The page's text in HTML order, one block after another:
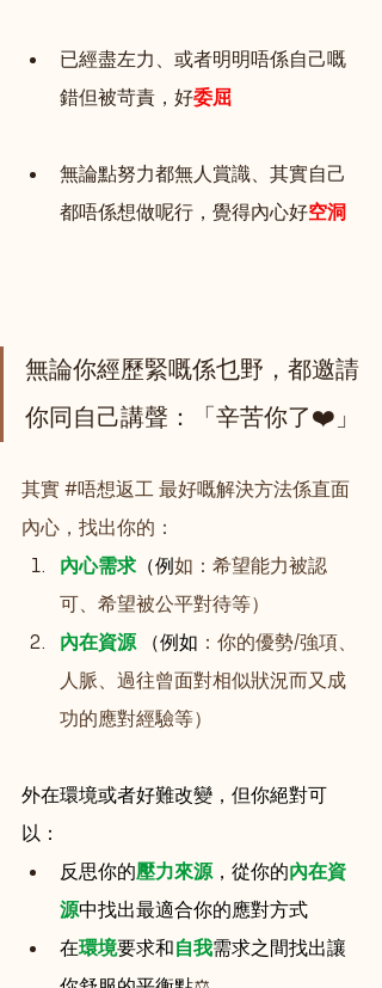
已經盡左力、或者明明唔係自己嘅
錯但被苛責，好委屈
無論點努力都無人賞識、其實自己
都唔係想做呢行，覺得內心好空洞
無論你經歷緊嘅係乜野，都邀請
你同自己講聲：「辛苦你了❤️」
其實 #唔想返工 最好嘅解決方法係直面
內心，找出你的：
內心需求（例如：希望能力被認
可、希望被公平對待等）
內在資源
（例如 ：你的優勢/強項、
人脈、過往曾面對相似狀況而又成
功的應對經驗等）
外在環境或者好難改變，但你絕對可
以：
反思你的壓力來源，從你的內在資
源中找出最適合你的應對方式
在環境要求和自我需求之間找出讓